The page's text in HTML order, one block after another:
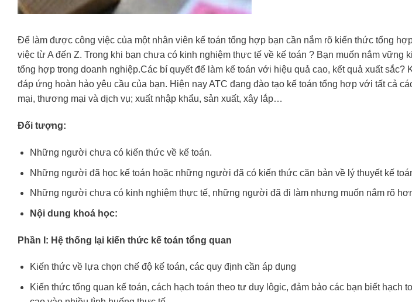
Để làm được công việc của một nhân viên kế toán tổng hợp bạn cần nắm rõ kiến thức tổng
việc từ A đến Z. Trong khi bạn chưa có kinh nghiệm thực tế về kế toán ? Bạn muốn nắm vững
tổng hợp trong doanh nghiệp.Các bí quyết để làm kế toán với hiệu quả cao, kết quả xuất sắc?
đáp ứng hoàn hảo yêu cầu của bạn. Hiện nay ATC đang đào tạo kế toán tổng hợp với tất cả
mại, thương mại và dịch vụ; xuất nhập khẩu, sản xuất, xây lắp…
Đối tượng:
Những người chưa có kiến thức về kế toán.
Những người đã học kế toán hoặc những người đã có kiến thức căn bản về lý thuyết kế
Những người chưa có kinh nghiệm thực tế, những người đã đi làm nhưng muốn nắm rõ
Nội dung khoá học:
Phần I: Hệ thống lại kiến thức kế toán tổng quan
Kiến thức về lựa chọn chế độ kế toán, các quy định cần áp dụng
Kiến thức tổng quan kế toán, cách hạch toán theo tư duy lôgic, đảm bảo các bạn biết hạch